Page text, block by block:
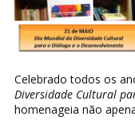
Celebrado todos os
Diversidade Cultural
homenageia não